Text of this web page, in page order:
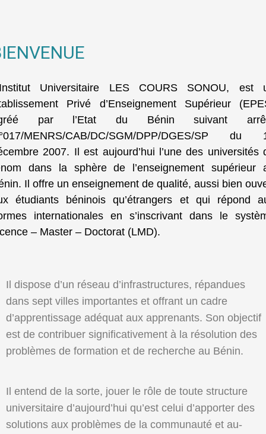
Universitaire LES COURS SONOU, est
Privé d’Enseignement Supérieur
par l’Etat du Bénin suivant
MENRS/CAB/DC/SGM/DPP/DGES/SP du
2007. Il est aujourd’hui l’une des universités
dans la sphère de l’enseignement supérieur
Il offre un enseignement de qualité, aussi bien
étudiants béninois qu’étrangers et qui répond
internationales en s’inscrivant dans le
– Master – Doctorat (LMD).
Il dispose d’un réseau d’infrastructures, répandues
dans sept villes importantes et offrant un cadre
d’apprentissage adéquat aux apprenants. Son objectif
est de contribuer significativement à la résolution des
problèmes de formation et de recherche au Bénin.
Il entend de la sorte, jouer le rôle de toute structure
universitaire d’aujourd’hui qu’est celui d’apporter des
solutions aux problèmes de la communauté et au-